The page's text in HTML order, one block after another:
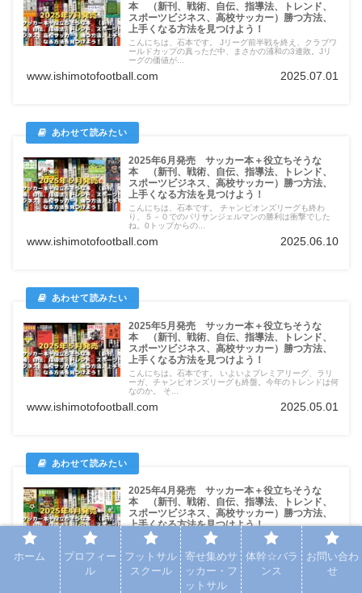
本 （新刊、戦術、自伝、指導法、トレンド、
スポーツビジネス、高校サッカー）勝つ方法、
上手くなる方法を見つけよう！
こんにちは、石本です。 Jリーグ前半戦を終え、クラブワ
ールドカップの真っただ中、まさかの浦和の3連敗。Jリ
ーグの価値が...
www.ishimotofootball.com 2025.07.01
2025年6月発売 サッカー本＋役立ちそうな
本 （新刊、戦術、自伝、指導法、トレンド、
スポーツビジネス、高校サッカー）勝つ方法、
上手くなる方法を見つけよう！
こんにちは、石本です。 チャンピオンズリーグも終わ
り、５－０でのパリサンジェルマンの勝利は衝撃でした
ね。0トップからの...
www.ishimotofootball.com 2025.06.10
2025年5月発売 サッカー本＋役立ちそうな
本 （新刊、戦術、自伝、指導法、トレンド、
スポーツビジネス、高校サッカー）勝つ方法、
上手くなる方法を見つけよう！
こんにちは。石本です。 いよいよプレミアリーグ、ラリ
ーガ、チャンピオンズリーグも終盤。今年のトレンドは何
なのか。 そ...
www.ishimotofootball.com 2025.05.01
2025年4月発売 サッカー本＋役立ちそうな
本 （新刊、戦術、自伝、指導法、トレンド、
スポーツビジネス、高校サッカー）勝つ方法、
上手くなる方法を見つけよう！
気が付けばあっという間に4月で、入学シーズンとなりま
した。新しいチーム、新しい部活、新しい環境の中で、自
分をどのように成...
www.ishimotofootball.com 2025.04.01
ホーム
プロフィー
ル
フットサル
スクール
寄せ集めサ
ッカー・フ
ットサル
体幹☆バラ
ンス
お問い合わ
せ